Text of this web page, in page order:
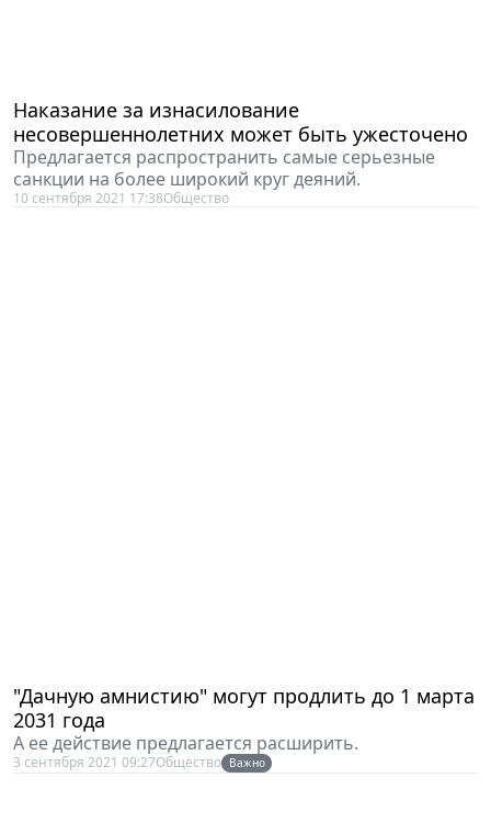
Наказание за изнасилование
несовершеннолетних может быть ужесточено
Предлагается распространить самые серьезные
санкции на более широкий круг деяний.
10 сентября 2021 17:38Общество
"Дачную амнистию" могут продлить до 1 марта
2031 года
А ее действие предлагается расширить.
3 сентября 2021 09:27Общество Важно